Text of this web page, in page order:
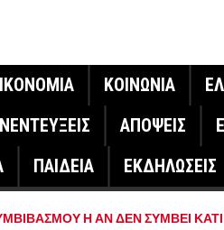
ΠΥΡΟΠΛΗΚΤΟΥΣ
DRONE ΓΙΑ ΤΗ
ΚΟΙΝΩΝΙΑ
ΑΠΟΨΕΙΣ
ΠΑΙΔΕΙΑ ΕΚΔΗΛΩΣΕΙΣ
Η ΑΝ ΔΕΝ ΣΥΜΒΕΙ ΚΑΤΙ